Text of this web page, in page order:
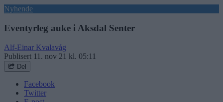
Nyhende
Eventyrleg auke i Aksdal Senter
Alf-Einar Kvalavåg
Publisert 11. nov 21 kl. 05:11
Del
Facebook
Twitter